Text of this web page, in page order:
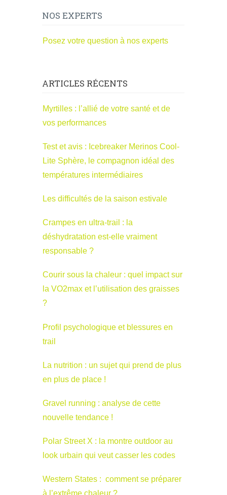
NOS EXPERTS
Posez votre question à nos experts
ARTICLES RÉCENTS
Myrtilles : l’allié de votre santé et de
vos performances
Test et avis : Icebreaker Merinos Cool-
Lite Sphère, le compagnon idéal des
températures intermédiaires
Les difficultés de la saison estivale
Crampes en ultra-trail : la
déshydratation est-elle vraiment
responsable ?
Courir sous la chaleur : quel impact sur
la VO2max et l’utilisation des graisses
?
Profil psychologique et blessures en
trail
La nutrition : un sujet qui prend de plus
en plus de place !
Gravel running : analyse de cette
nouvelle tendance !
Polar Street X : la montre outdoor au
look urbain qui veut casser les codes
Western States : comment se préparer